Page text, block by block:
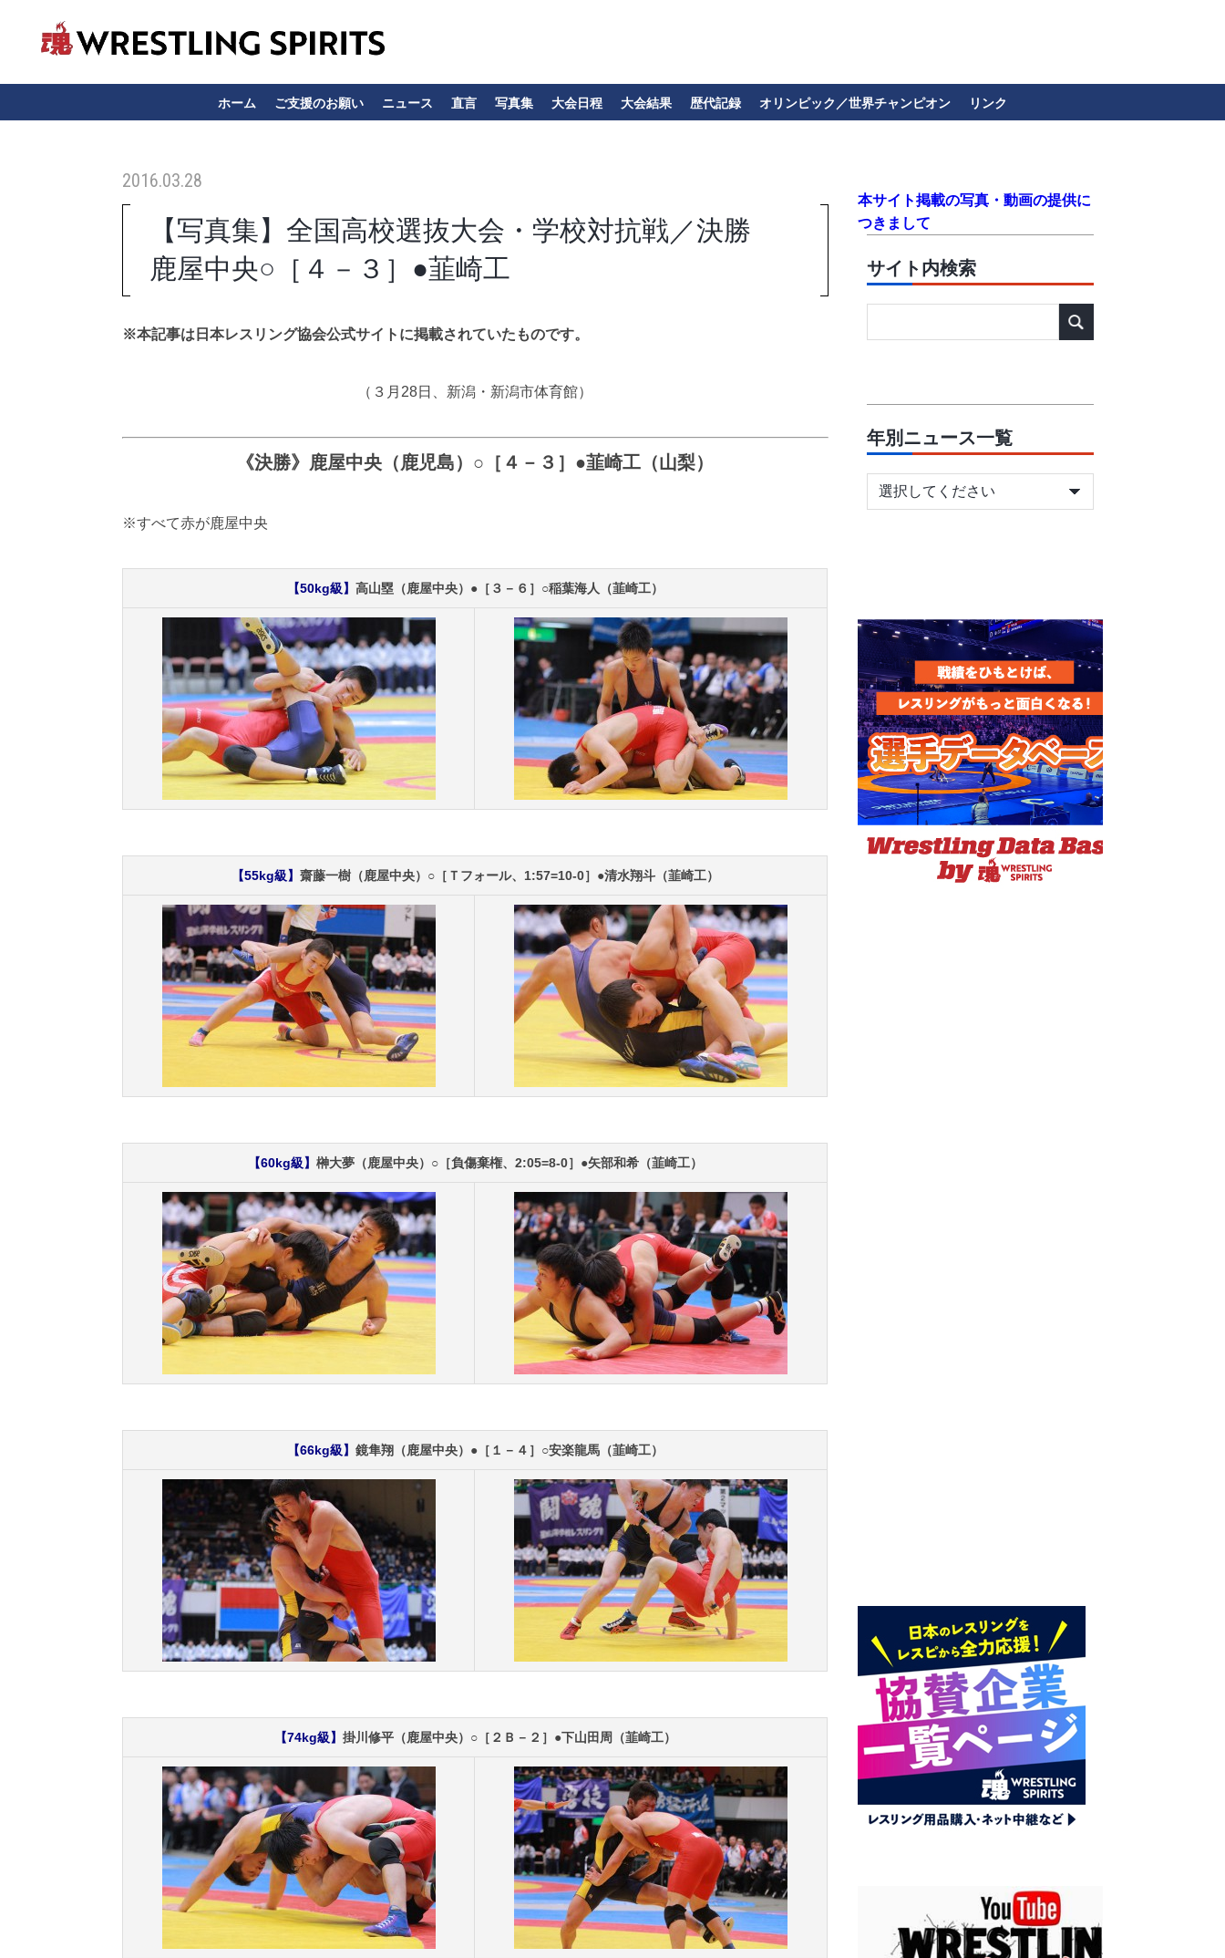
ホーム ご支援のお願い ニュース 直言 写真集 大会日程 大会結果 歴代記録 オリンピック／世界チャンピオン リンク
2016.03.28
【写真集】全国高校選抜大会・学校対抗戦／決勝
鹿屋中央○［４－３］●韮崎工
※本記事は日本レスリング協会公式サイトに掲載されていたものです。
（３月28日、新潟・新潟市体育館）
《決勝》鹿屋中央（鹿児島）○［４－３］●韮崎工（山梨）
※すべて赤が鹿屋中央
【50kg級】 高山塁（鹿屋中央）●［３－６］○稲葉海人（韮崎工）
【55kg級】 齋藤一樹（鹿屋中央）○［Ｔフォール、1:57=10-0］●清水翔斗（韮崎工）
【60kg級】 榊大夢（鹿屋中央）○［負傷棄権、2:05=8-0］●矢部和希（韮崎工）
【66kg級】 鏡隼翔（鹿屋中央）●［１－４］○安楽龍馬（韮崎工）
【74kg級】 掛川修平（鹿屋中央）○［２Ｂ－２］●下山田周（韮崎工）
本サイト掲載の写真・動画の提供に
つきまして
サイト内検索
年別ニュース一覧